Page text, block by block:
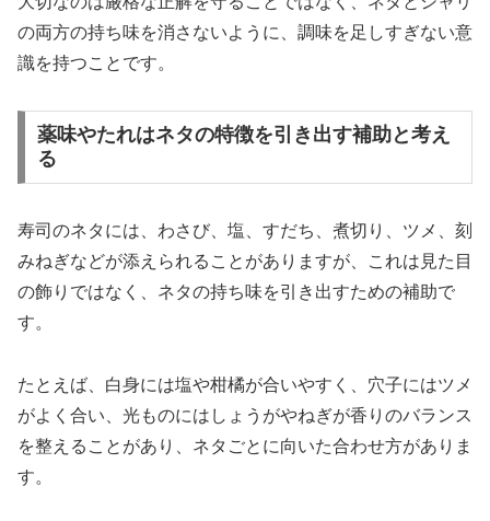
の両方の持ち味を消さないように、調味を足しすぎない意
識を持つことです。
薬味やたれはネタの特徴を引き出す補助と考え
る
寿司のネタには、わさび、塩、すだち、煮切り、ツメ、刻
みねぎなどが添えられることがありますが、これは見た目
の飾りではなく、ネタの持ち味を引き出すための補助で
す。
たとえば、白身には塩や柑橘が合いやすく、穴子にはツメ
がよく合い、光ものにはしょうがやねぎが香りのバランス
を整えることがあり、ネタごとに向いた合わせ方がありま
す。